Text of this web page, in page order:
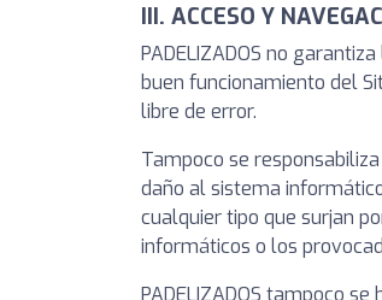
III. ACCESO Y
PADELIZADOS no
buen funcionamiento del
libre de error.
Tampoco se
daño al sistema
cualquier tipo que surjan
informáticos o los
PADELIZADOS tampoco